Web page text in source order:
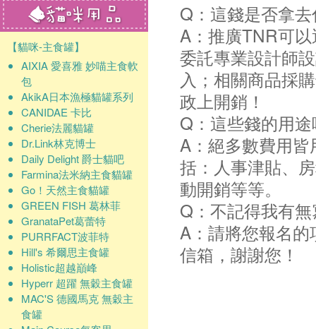
【貓咪-主食罐】
AIXIA 愛喜雅 妙喵主食軟
包
AkikA日本漁極貓罐系列
CANIDAE 卡比
Cherie法麗貓罐
Dr.Link林克博士
Daily Delight 爵士貓吧
Farmina法米納主食貓罐
Go！天然主食貓罐
GREEN FISH 葛林菲
GranataPet葛蕾特
PURRFACT波菲特
Hill's 希爾思主食罐
Holistic超越巔峰
Hyperr 超躍 無穀主食罐
MAC'S 德國馬克 無穀主
食罐
Q：這錢是否拿
A：推廣TNR可
委託專業設計師
入；相關商品採
政上開銷！
Q：這些錢的用
A：絕多數費用
括：人事津貼、
動開銷等等。
Q：不記得我有
A：請將您報名
信箱，謝謝您！